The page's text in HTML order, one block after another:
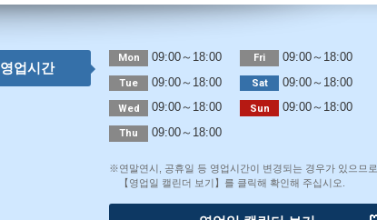
영업시간
Mon 09:00～18:00
Tue 09:00～18:00
Wed 09:00～18:00
Thu 09:00～18:00
Fri 09:00～18:00
Sat 09:00～18:00
Sun 09:00～18:00
※연말연시, 공휴일 등 영업시간이 변경되는 경우가 있으므로
【영업일 캘린더 보기】를 클릭해 확인해 주십시오.